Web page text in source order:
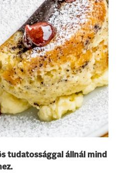
tudatossággal állnál mind